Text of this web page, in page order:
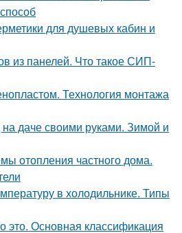
для душевых кабин и
из панелей. Что такое СИП-
Технология монтажа
даче своими руками. Зимой и
отопления частного дома.
в холодильнике. Типы
это. Основная классификация